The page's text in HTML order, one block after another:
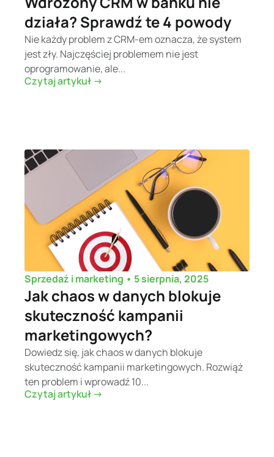
działa? Sprawdź te 4 powody
Nie każdy problem z CRM-em oznacza, że system
jest zły. Najczęściej problemem nie jest
oprogramowanie, ale...
Czytaj artykuł ->
Sprzedaż i marketing • 5 sierpnia, 2025
Jak chaos w danych blokuje
skuteczność kampanii
marketingowych?
Dowiedz się, jak chaos w danych blokuje
skuteczność kampanii marketingowych. Rozwiąż
ten problem i wprowadź 10...
Czytaj artykuł ->